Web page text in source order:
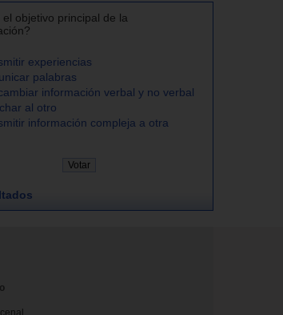
el objetivo principal de la
experiencias
palabras
información verbal y no verbal
al otro
información compleja a otra